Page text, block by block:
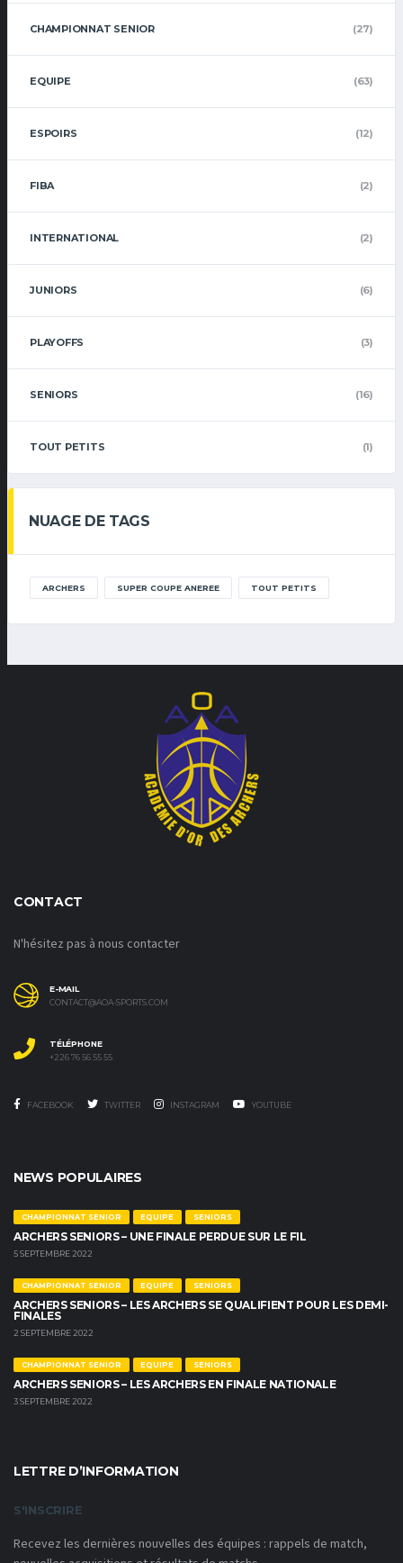
CHAMPIONNAT SENIOR (27)
EQUIPE (63)
ESPOIRS (12)
FIBA (2)
INTERNATIONAL (2)
JUNIORS (6)
PLAYOFFS (3)
SENIORS (16)
TOUT PETITS (1)
NUAGE DE TAGS
ARCHERS SUPER COUPE ANEREE TOUT PETITS
CONTACT
N'hésitez pas à nous contacter
E-MAIL
CONTACT@AOA-SPORTS.COM
TÉLÉPHONE
+226 76 56 55 55
FACEBOOK TWITTER INSTAGRAM YOUTUBE
NEWS POPULAIRES
CHAMPIONNAT SENIOR EQUIPE SENIORS
ARCHERS SENIORS – UNE FINALE PERDUE SUR LE FIL
5 SEPTEMBRE 2022
CHAMPIONNAT SENIOR EQUIPE SENIORS
ARCHERS SENIORS – LES ARCHERS SE QUALIFIENT POUR LES DEMI-
FINALES
2 SEPTEMBRE 2022
CHAMPIONNAT SENIOR EQUIPE SENIORS
ARCHERS SENIORS – LES ARCHERS EN FINALE NATIONALE
3 SEPTEMBRE 2022
LETTRE D’INFORMATION
S'INSCRIRE
Recevez les dernières nouvelles des équipes : rappels de match,